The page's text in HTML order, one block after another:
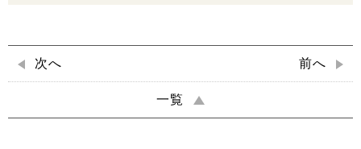
次へ 前へ
一覧